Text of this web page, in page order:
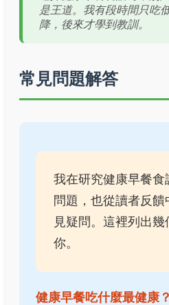
是王道。我有段時間只吃
降，後來才學到教訓。
常見問題解答
我在研究健康早餐
問題，也從讀者反饋
見疑問。這裡列出幾
你。
健康早餐吃什麼最健康？